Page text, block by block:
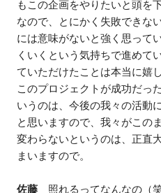
もこの企画をやりたいと頭を
なので、とにかく失敗できな
には意味がないと強く思って
くいくという気持ちで進めて
ていただけたことは本当に嬉
このプロジェクトが成功だっ
いうのは、今後の我々の活動
と思いますので、我々がこの
変わらないというのは、正直
まいますので。
佐藤 照れるってなんなの（